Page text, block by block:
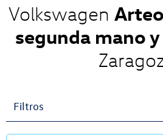
Volkswagen
segunda mano
Filtros